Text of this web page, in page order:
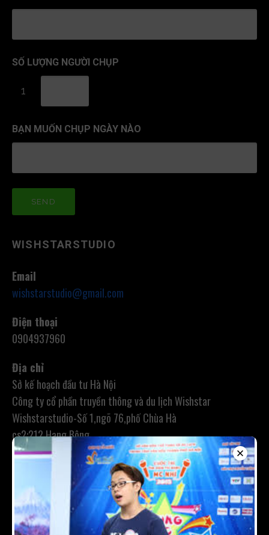
SỐ LƯỢNG NGƯỜI CHỤP
1
BẠN MUỐN CHỤP NGÀY NÀO
WISHSTARSTUDIO
Email
wishstarstudio@gmail.com
Điện thoại
0904937960
Địa chỉ
Sở kế hoạch đầu tư Hà Nội
Công ty cổ phần truyền thông và du lịch Wishstar
Wishstarstudio-Số 1,ngõ 76,phố Chùa Hà
cs2:212 Hang Bông